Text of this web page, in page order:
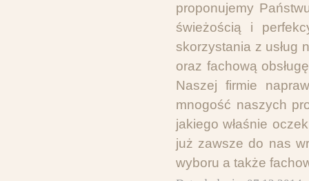
proponujemy
świeżością i
skorzystania z usług
oraz fachową
Naszej firmie
mnogość naszych
jakiego właśnie
już zawsze do nas
wyboru a także